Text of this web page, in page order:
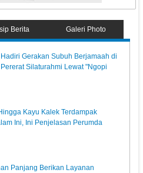
Berita Galeri Photo
Gerakan Subuh Berjamaah di
Silaturahmi Lewat "Ngopi
Kayu Kalek Terdampak
Ini, Ini Penjelasan Perumda
Panjang Berikan Layanan